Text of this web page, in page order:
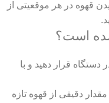
قهوه در هر موقعیتی از
است؟
قرار دهید و با
دقیقی از قهوه تازه